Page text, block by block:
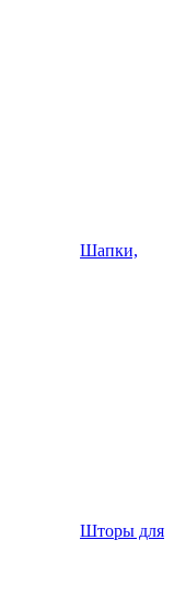
Шапки,
Шторы для